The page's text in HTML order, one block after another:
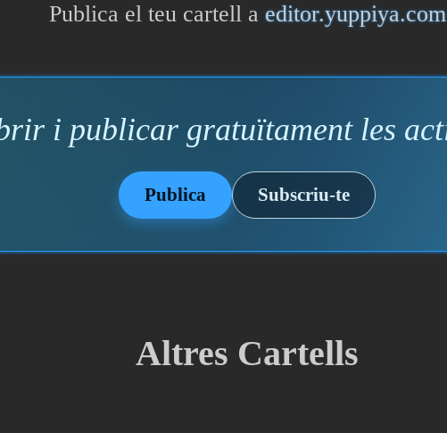
Publica el teu cartell aeditor.yuppiya.com
i publicar gratuïtament les
Publica Subscriu-te
Altres Cartells